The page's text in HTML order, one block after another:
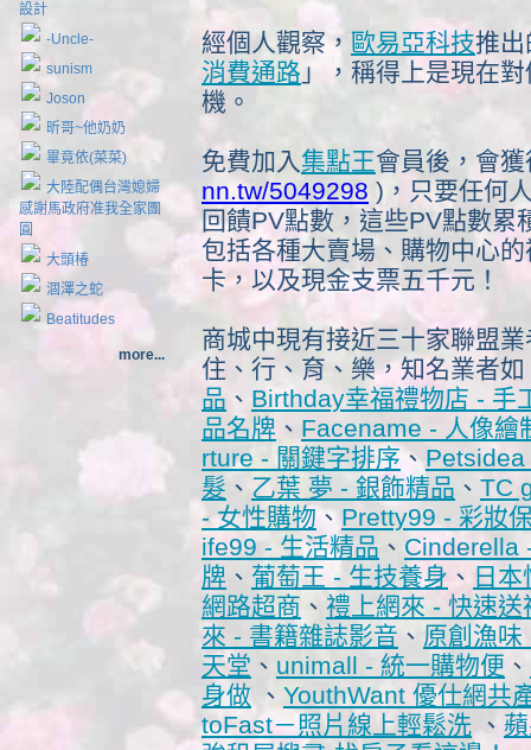
設計
-Uncle-
sunism
Joson
昕哥~他奶奶
畢竟依(菜菜)
大陸配偶台灣媳婦
感謝馬政府准我全家團
圓
大頭椿
涸澤之蛇
Beatitudes
more...
經個人觀察， 歐易亞科技推出
消費通路 」，稱得上是現在
機。
免費加入集點王會員後，會
nn.tw/5049298 )，只要任何
回饋PV點數，這些PV點數累
包括各種大賣場、購物中心
卡，以及現金支票五千元！
商城中現有接近三十家聯盟
住、行、育、樂，知名業者如
品 、 Birthday幸福禮物店 - 手
品名牌 、 Facename - 人像繪
rture - 關鍵字排序 、
髮 、 乙葉 夢 - 銀飾精品 、 TC
- 女性購物 、 Pretty99 - 彩妝
ife99 - 生活精品 、 Cinderella
牌 、 葡萄王 - 生技養身 、 日
網路超商 、 禮上網來 - 快速送
來 - 書籍雜誌影音 、 原創漁味
天堂 、 unimall - 統一購物便 、
身做 、 YouthWant 優仕網共
toFast－照片線上輕鬆洗 、